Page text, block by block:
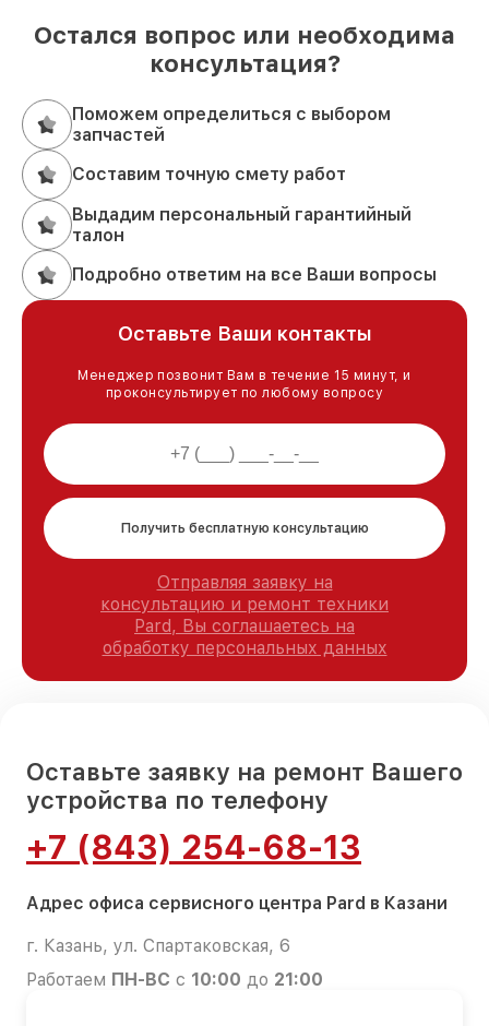
Остался вопрос или необходима
консультация?
Поможем определиться с выбором
запчастей
Составим точную смету работ
Выдадим персональный гарантийный
талон
Подробно ответим на все Ваши вопросы
Оставьте Ваши контакты
Менеджер позвонит Вам в течение 15 минут, и
проконсультирует по любому вопросу
Получить бесплатную консультацию
Отправляя заявку на
консультацию и ремонт техники
Pard, Вы соглашаетесь на
обработку персональных данных
Оставьте заявку на ремонт Вашего
устройства по телефону
+7 (843) 254-68-13
Адрес офиса сервисного центра Pard в Казани
г. Казань, ул. Спартаковская, 6
Работаем ПН-ВС с 10:00 до 21:00